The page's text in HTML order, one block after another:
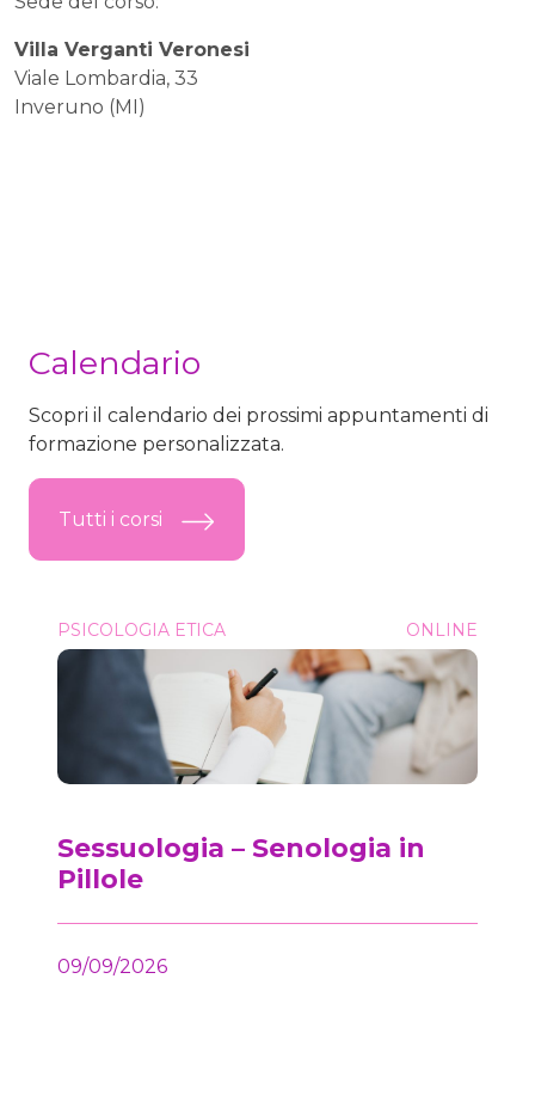
Villa Verganti Veronesi
Viale Lombardia, 33
Inveruno (MI)
Calendario
Scopri il calendario dei prossimi appuntamenti di
formazione personalizzata.
Tutti i corsi
Sessuologia &#8211; Senologia in Pillole
PSICOLOGIA ETICA ONLINE
Sessuologia – Senologia in
Pillole
09/09/2026